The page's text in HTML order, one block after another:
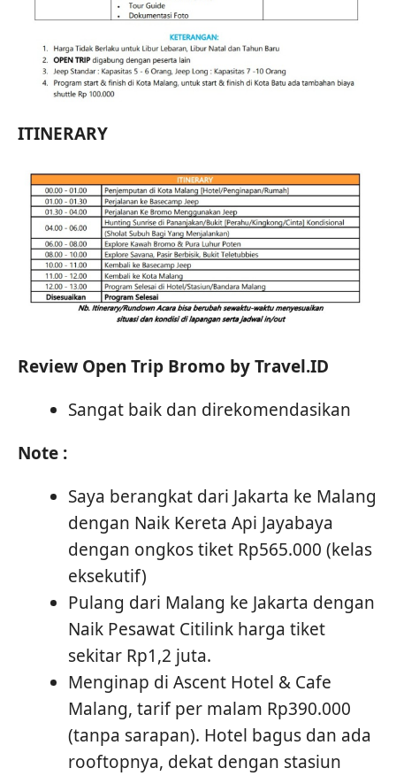
ITINERARY
Review Open Trip Bromo by Travel.ID
Sangat baik dan direkomendasikan
Note :
Saya berangkat dari Jakarta ke Malang
dengan Naik Kereta Api Jayabaya
dengan ongkos tiket Rp565.000 (kelas
eksekutif)
Pulang dari Malang ke Jakarta dengan
Naik Pesawat Citilink harga tiket
sekitar Rp1,2 juta.
Menginap di Ascent Hotel & Cafe
Malang, tarif per malam Rp390.000
(tanpa sarapan). Hotel bagus dan ada
rooftopnya, dekat dengan stasiun